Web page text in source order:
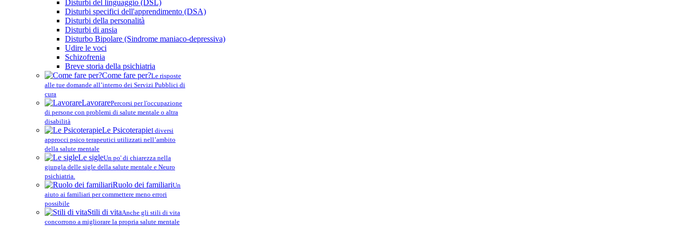
Disturbi del linguaggio (DSL)
Disturbi specifici dell'apprendimento (DSA)
Disturbi della personalità
Disturbi di ansia
Disturbo Bipolare (Sindrome maniaco-depressiva)
Udire le voci
Schizofrenia
Breve storia della psichiatria
Come fare per?Le risposte
alle tue domande all’interno dei Servizi Pubblici di
cura
LavorarePercorsi per l'occupazione
di persone con problemi di salute mentale o altra
disabilità
Le PsicoterapieI diversi
approcci psico terapeutici utilizzati nell’ambito
della salute mentale
Le sigleUn po' di chiarezza nella
giungla delle sigle della salute mentale e Neuro
psichiatria.
Ruolo dei familiariUn
aiuto ai familiari per commettere meno errori
possibile
Stili di vitaAnche gli stili di vita
concorrono a migliorare la propria salute mentale